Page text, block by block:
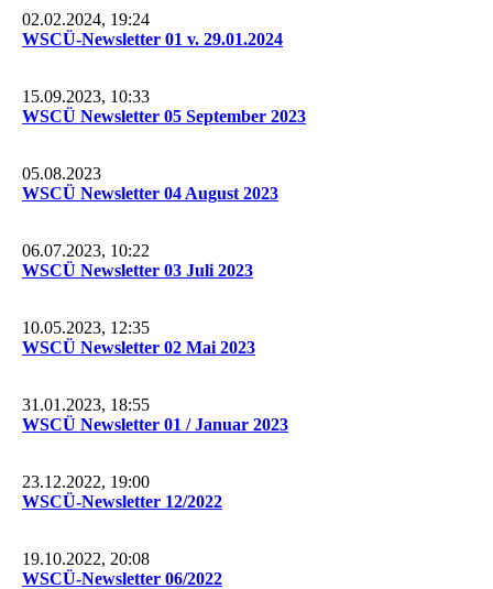
02.02.2024, 19:24
WSCÜ-Newsletter 01 v. 29.01.2024
15.09.2023, 10:33
WSCÜ Newsletter 05 September 2023
05.08.2023
WSCÜ Newsletter 04 August 2023
06.07.2023, 10:22
WSCÜ Newsletter 03 Juli 2023
10.05.2023, 12:35
WSCÜ Newsletter 02 Mai 2023
31.01.2023, 18:55
WSCÜ Newsletter 01 / Januar 2023
23.12.2022, 19:00
WSCÜ-Newsletter 12/2022
19.10.2022, 20:08
WSCÜ-Newsletter 06/2022